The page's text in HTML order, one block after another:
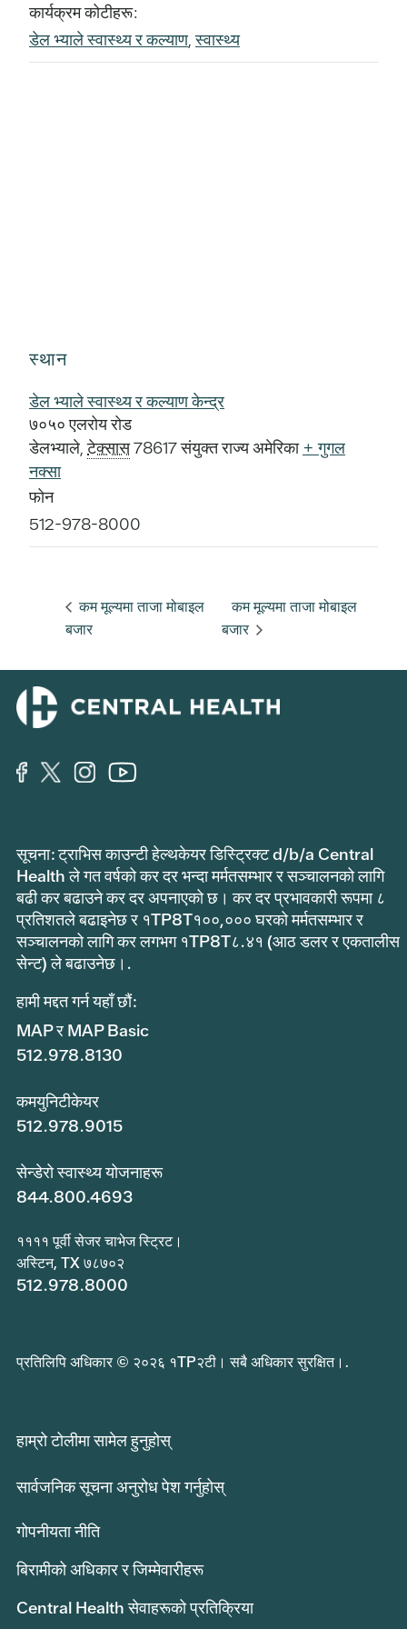
कार्यक्रम कोटीहरू:
डेल भ्याले स्वास्थ्य र कल्याण,स्वास्थ्य
स्थान
डेल भ्याले स्वास्थ्य र कल्याण केन्द्र
७०५० एलरोय रोड
डेलभ्याले, टेक्सास78617संयुक्त राज्य अमेरिका + गुगल
नक्सा
फोन
512-978-8000
कम मूल्यमा ताजा मोबाइल
बजार
कम मूल्यमा ताजा मोबाइल
बजार
सूचना: ट्राभिस काउन्टी हेल्थकेयर डिस्ट्रिक्ट d/b/a Central
Health ले गत वर्षको कर दर भन्दा मर्मतसम्भार र सञ्चालनको लागि
बढी कर बढाउने कर दर अपनाएको छ। कर दर प्रभावकारी रूपमा ८
प्रतिशतले बढाइनेछ र १TP8T१००,००० घरको मर्मतसम्भार र
सञ्चालनको लागि कर लगभग १TP8T८.४१ (आठ डलर र एकतालीस
सेन्ट) ले बढाउनेछ।.
हामी मद्दत गर्न यहाँ छौं:
MAP र MAP Basic
512.978.8130
कमयुनिटीकेयर
512.978.9015
सेन्डेरो स्वास्थ्य योजनाहरू
844.800.4693
११११ पूर्वी सेजर चाभेज स्ट्रिट।
अस्टिन, TX ७८७०२
512.978.8000
प्रतिलिपि अधिकार © २०२६ १TP२टी। सबै अधिकार सुरक्षित।.
हाम्रो टोलीमा सामेल हुनुहोस्
सार्वजनिक सूचना अनुरोध पेश गर्नुहोस्
गोपनीयता नीति
बिरामीको अधिकार र जिम्मेवारीहरू
Central Health सेवाहरूको प्रतिक्रिया